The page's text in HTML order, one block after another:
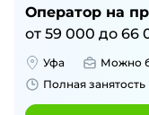
Оператор на
от 59 000 до 66
Уфа Можно
Полная занятость